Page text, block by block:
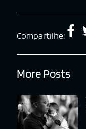
Compartilhe:
More Posts